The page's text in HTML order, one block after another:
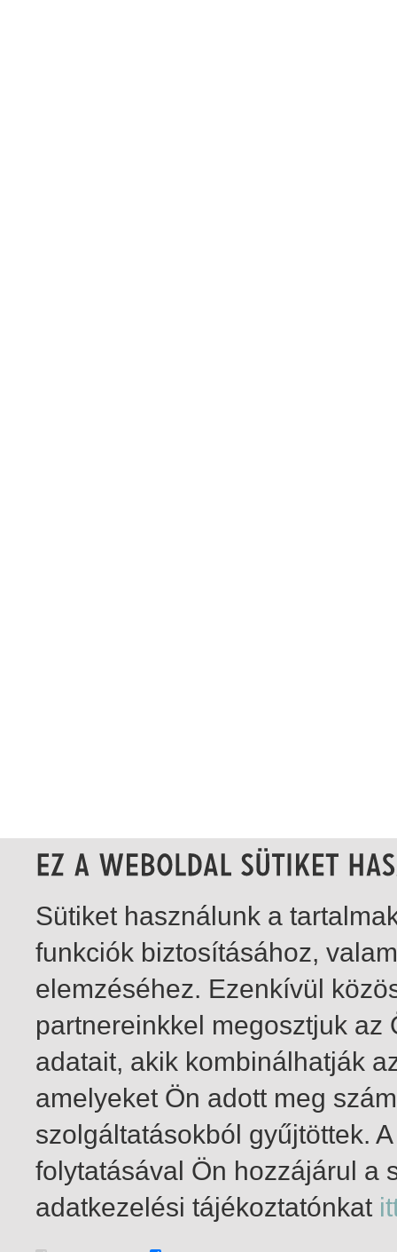
1-1 / total 1 hit
Sütiket használunk a
funkciók biztosításához,
elemzéséhez. Ezenkívül
partnereinkkel megosztjuk
adatait, akik kombinálhatják
amelyeket Ön adott meg
szolgáltatásokból gyűjtöttek.
folytatásával Ön hozzájárul a
adatkezelési tájékoztatónkat